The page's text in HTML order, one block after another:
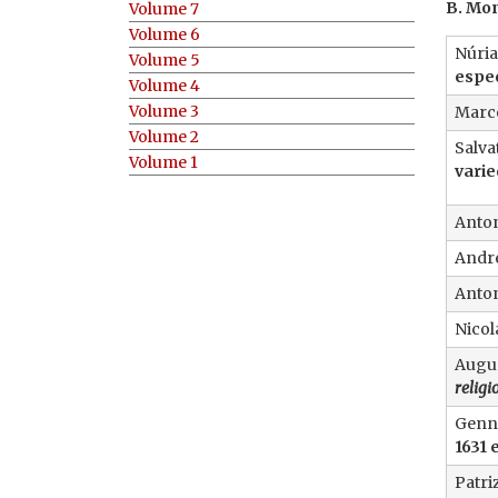
B.
Volume 7
Volume 6
Volume 5
Volume 4
Volume 3
Volume 2
Volume 1